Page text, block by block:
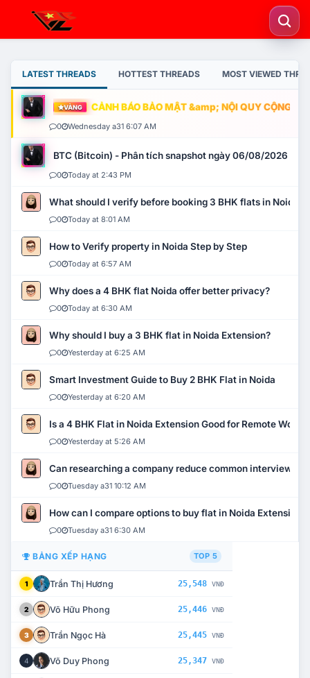
LATEST THREADS HOTTEST THREADS MOST VIEWED
VÀNG CẢNH BÁO BẢO MẬT &amp; NỘI QUY CỘNG
0 Wednesday a31 6:07 AM
BTC (Bitcoin) - Phân tích snapshot ngày 06/08/2026
0 Today at 2:43 PM
What should I verify before booking 3 BHK flats in Noida?
0 Today at 8:01 AM
How to Verify property in Noida Step by Step
0 Today at 6:57 AM
Why does a 4 BHK flat Noida offer better privacy?
0 Today at 6:30 AM
Why should I buy a 3 BHK flat in Noida Extension?
0 Yesterday at 6:25 AM
Smart Investment Guide to Buy 2 BHK Flat in Noida
0 Yesterday at 6:20 AM
Is a 4 BHK Flat in Noida Extension Good for Remote Work?
0 Yesterday at 5:26 AM
Can researching a company reduce common interview
0 Tuesday a31 10:12 AM
How can I compare options to buy flat in Noida Extension?
0 Tuesday a31 6:30 AM
BẢNG XẾP HẠNG TOP 5
1 Trần Thị Hương 25,548 VNĐ
2 Võ Hữu Phong 25,446 VNĐ
3 Trần Ngọc Hà 25,445 VNĐ
4 Võ Duy Phong 25,347 VNĐ